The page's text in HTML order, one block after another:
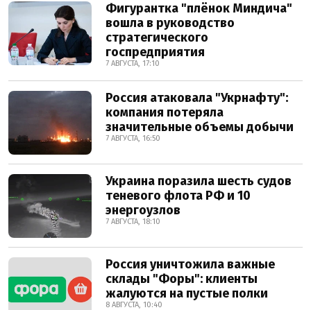
Фигурантка "плёнок Миндича"
вошла в руководство
стратегического
госпредприятия
7 АВГУСТА, 17:10
Россия атаковала "Укрнафту":
компания потеряла
значительные объемы добычи
7 АВГУСТА, 16:50
Украина поразила шесть судов
теневого флота РФ и 10
энергоузлов
7 АВГУСТА, 18:10
Россия уничтожила важные
склады "Форы": клиенты
жалуются на пустые полки
8 АВГУСТА, 10:40